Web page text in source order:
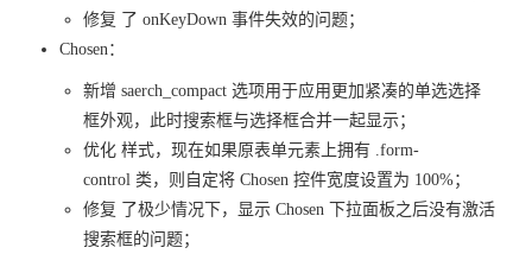
修复 了 onKeyDown 事件失效的问题；
Chosen：
新增 saerch_compact 选项用于应用更加紧凑的单选选择
框外观，此时搜索框与选择框合并一起显示；
优化 样式，现在如果原表单元素上拥有 .form-
control 类，则自定将 Chosen 控件宽度设置为 100%；
修复 了极少情况下，显示 Chosen 下拉面板之后没有激活
搜索框的问题；